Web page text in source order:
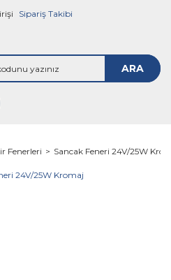
Sipariş Takibi
ARA
Fenerleri Sancak Feneri 24V/25W